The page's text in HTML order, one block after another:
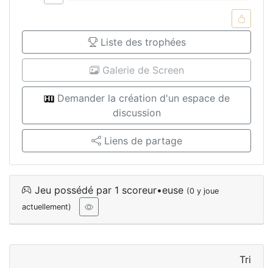
Liste des trophées
Galerie de Screen
Demander la création d'un espace de
discussion
Liens de partage
Jeu possédé par 1 scoreur•euse (0 y joue
actuellement)
Tri